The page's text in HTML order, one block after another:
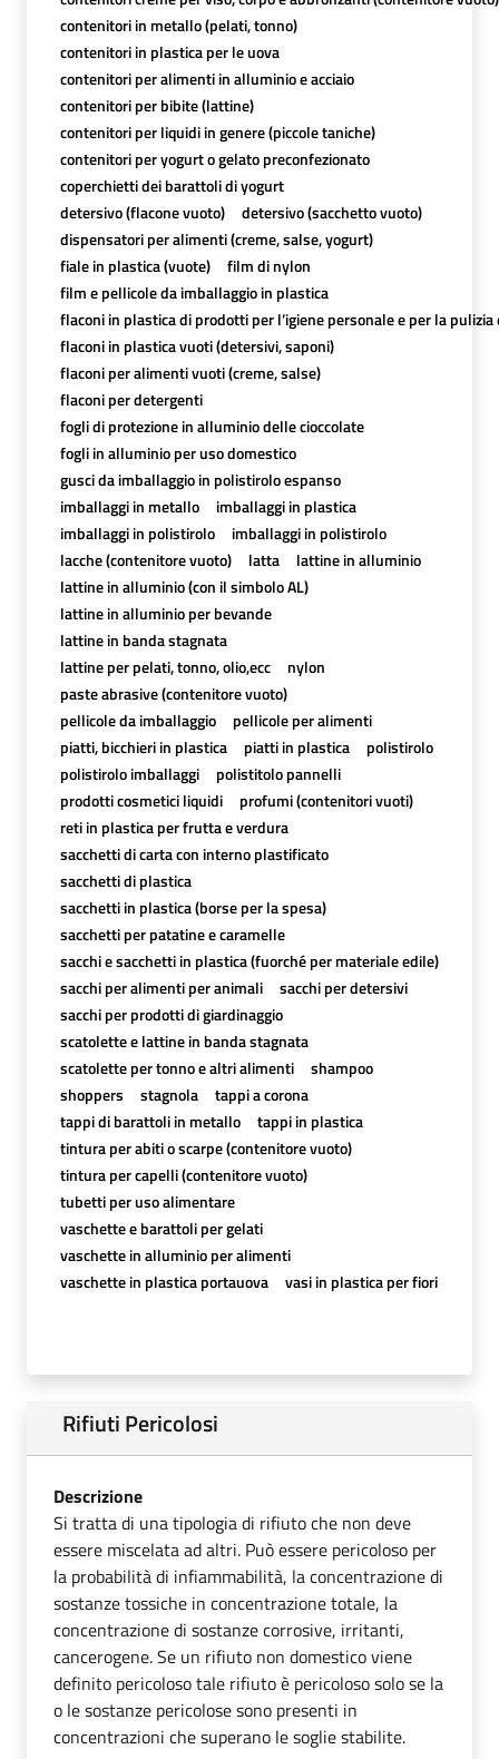
contenitori in metallo (pelati, tonno)
contenitori in plastica per le uova
contenitori per alimenti in alluminio e acciaio
contenitori per bibite (lattine)
contenitori per liquidi in genere (piccole taniche)
contenitori per yogurt o gelato preconfezionato
coperchietti dei barattoli di yogurt
detersivo (flacone vuoto)
detersivo (sacchetto vuoto)
dispensatori per alimenti (creme, salse, yogurt)
fiale in plastica (vuote)
film di nylon
film e pellicole da imballaggio in plastica
flaconi in plastica di prodotti per l’igiene personale e per la pulizia
flaconi in plastica vuoti (detersivi, saponi)
flaconi per alimenti vuoti (creme, salse)
flaconi per detergenti
fogli di protezione in alluminio delle cioccolate
fogli in alluminio per uso domestico
gusci da imballaggio in polistirolo espanso
imballaggi in metallo
imballaggi in plastica
imballaggi in polistirolo
imballaggi in polistirolo
lacche (contenitore vuoto)
latta
lattine in alluminio
lattine in alluminio (con il simbolo AL)
lattine in alluminio per bevande
lattine in banda stagnata
lattine per pelati, tonno, olio,ecc
nylon
paste abrasive (contenitore vuoto)
pellicole da imballaggio
pellicole per alimenti
piatti, bicchieri in plastica
piatti in plastica
polistirolo
polistirolo imballaggi
polistitolo pannelli
prodotti cosmetici liquidi
profumi (contenitori vuoti)
reti in plastica per frutta e verdura
sacchetti di carta con interno plastificato
sacchetti di plastica
sacchetti in plastica (borse per la spesa)
sacchetti per patatine e caramelle
sacchi e sacchetti in plastica (fuorché per materiale edile)
sacchi per alimenti per animali
sacchi per detersivi
sacchi per prodotti di giardinaggio
scatolette e lattine in banda stagnata
scatolette per tonno e altri alimenti
shampoo
shoppers
stagnola
tappi a corona
tappi di barattoli in metallo
tappi in plastica
tintura per abiti o scarpe (contenitore vuoto)
tintura per capelli (contenitore vuoto)
tubetti per uso alimentare
vaschette e barattoli per gelati
vaschette in alluminio per alimenti
vaschette in plastica portauova
vasi in plastica per fiori
Rifiuti Pericolosi
Descrizione
Si tratta di una tipologia di rifiuto che non deve
essere miscelata ad altri. Può essere pericoloso per
la probabilità di infiammabilità, la concentrazione di
sostanze tossiche in concentrazione totale, la
concentrazione di sostanze corrosive, irritanti,
cancerogene. Se un rifiuto non domestico viene
definito pericoloso tale rifiuto è pericoloso solo se la
o le sostanze pericolose sono presenti in
concentrazioni che superano le soglie stabilite.